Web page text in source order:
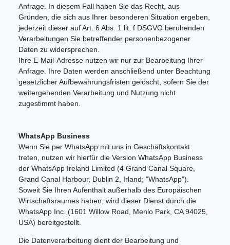
Anfrage. In diesem Fall haben Sie das Recht, aus
Gründen, die sich aus Ihrer besonderen Situation ergeben,
jederzeit dieser auf Art. 6 Abs. 1 lit. f DSGVO beruhenden
Verarbeitungen Sie betreffender personenbezogener
Daten zu widersprechen.
Ihre E-Mail-Adresse nutzen wir nur zur Bearbeitung Ihrer
Anfrage. Ihre Daten werden anschließend unter Beachtung
gesetzlicher Aufbewahrungsfristen gelöscht, sofern Sie der
weitergehenden Verarbeitung und Nutzung nicht
zugestimmt haben.
WhatsApp Business
Wenn Sie per WhatsApp mit uns in Geschäftskontakt
treten, nutzen wir hierfür die Version WhatsApp Business
der WhatsApp Ireland Limited (4 Grand Canal Square,
Grand Canal Harbour, Dublin 2, Irland; "WhatsApp").
Soweit Sie Ihren Aufenthalt außerhalb des Europäischen
Wirtschaftsraumes haben, wird dieser Dienst durch die
WhatsApp Inc. (1601 Willow Road, Menlo Park, CA 94025,
USA) bereitgestellt.
Die Datenverarbeitung dient der Bearbeitung und